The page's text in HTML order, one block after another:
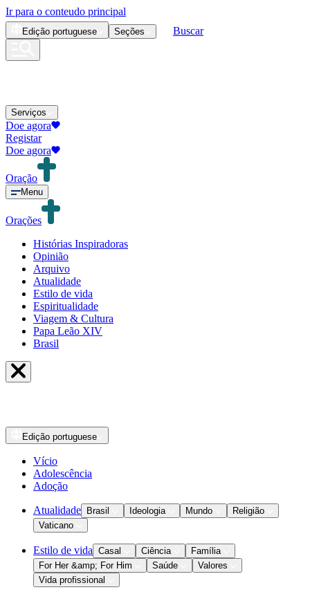
Ir para o conteudo principal
Edição portuguese Seções Buscar
Serviços
Doe agora
Registar
Doe agora
Oração
Menu
Orações
Histórias Inspiradoras
Opinião
Arquivo
Atualidade
Estilo de vida
Espiritualidade
Viagem & Cultura
Papa Leão XIV
Brasil
Edição portuguese
Vício
Adolescência
Adoção
Atualidade Brasil Ideologia Mundo
Religião
Vaticano
Estilo de vida Casal Ciência
Família
For Her &amp; For Him
Saúde
Valores
Vida profissional